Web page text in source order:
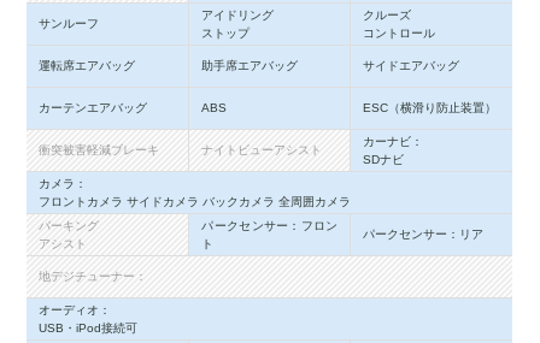
サンルーフ
アイドリング
ストップ
クルーズ
コントロール
運転席エアバッグ 助手席エアバッグ サイドエアバッグ
カーテンエアバッグ ABS ESC（横滑り防止装置）
衝突被害軽減ブレーキ ナイトビューアシスト
カーナビ：
SDナビ
カメラ：
フロントカメラ サイドカメラ バックカメラ 全周囲カメラ
パーキング
アシスト
パークセンサー：フロン
ト
パークセンサー：リア
地デジチューナー：
オーディオ：
USB・iPod接続可